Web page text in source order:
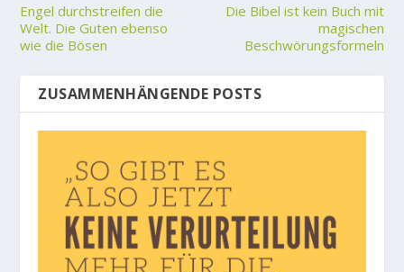
Engel durchstreifen die
Welt. Die Guten ebenso
wie die Bösen
Die Bibel ist kein Buch mit
magischen
Beschwörungsformeln
ZUSAMMENHÄNGENDE POSTS